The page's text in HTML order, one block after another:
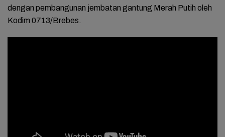
dengan pembangunan jembatan gantung Merah Putih oleh
Kodim 0713/Brebes.